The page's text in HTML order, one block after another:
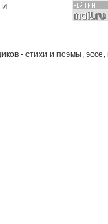
и
- стихи и поэмы,